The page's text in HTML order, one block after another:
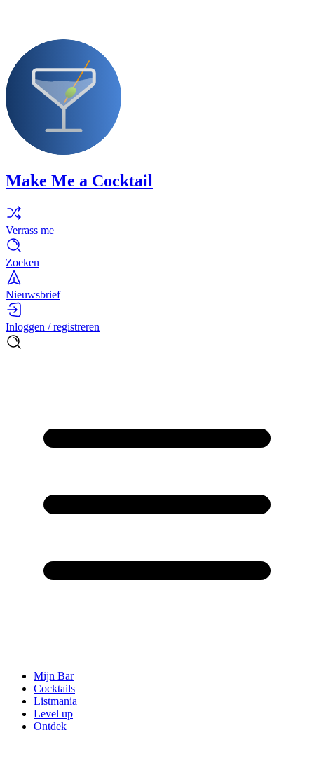
Make Me a Cocktail
Verrass me
Zoeken
Nieuwsbrief
Inloggen / registreren
Mijn Bar
Cocktails
Listmania
Level up
Ontdek